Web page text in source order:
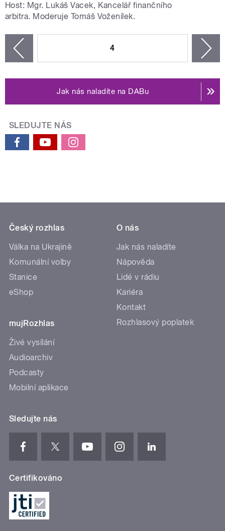
Host: Mgr. Lukáš Vacek, Kancelář finančního
arbitra. Moderuje Tomáš Voženílek.
4
Jak nás naladíte na DABu
SLEDUJTE NÁS
Český rozhlas
Válka na Ukrajině
Komunální volby
Stanice
eShop
mujRozhlas
Živé vysílání
Audioarchiv
Podcasty
Mobilní aplikace
O nás
Jak nás naladíte
Nápověda
Lidé v rádiu
Kariéra
Kontakt
Rozhlasový poplatek
Sledujte nás
Certifikováno